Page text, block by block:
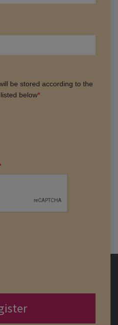
be stored according to the
below*